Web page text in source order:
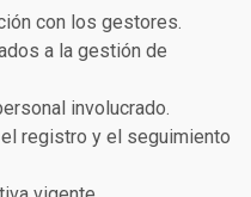
con los gestores.
a la gestión de
involucrado.
registro y el seguimiento